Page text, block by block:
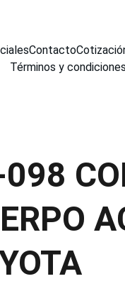
Contacto
Términos y condiciones